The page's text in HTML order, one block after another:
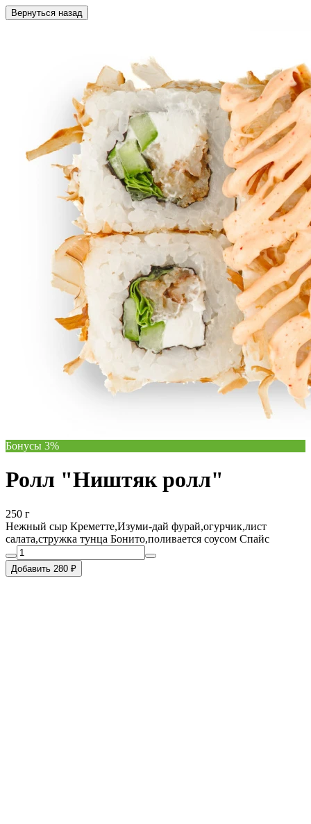
Вернуться назад
Бонусы 3%
Ролл "Ништяк ролл"
250 г
Нежный сыр Креметте,Изуми-дай фурай,огурчик,лист
салата,стружка тунца Бонито,поливается соусом Спайс
Добавить 280 ₽